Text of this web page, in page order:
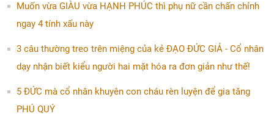
Muốn vừa GIÀU vừa HẠNH PHÚC thì phụ nữ cần chấn chỉnh
ngay 4 tính xấu này
3 câu thường treo trên miệng của kẻ ĐẠO ĐỨC GIẢ - Cổ nhân
dạy nhận biết kiểu người hai mặt hóa ra đơn giản như thế!
5 ĐỨC mà cổ nhân khuyên con cháu rèn luyện để gia tăng
PHÚ QUÝ